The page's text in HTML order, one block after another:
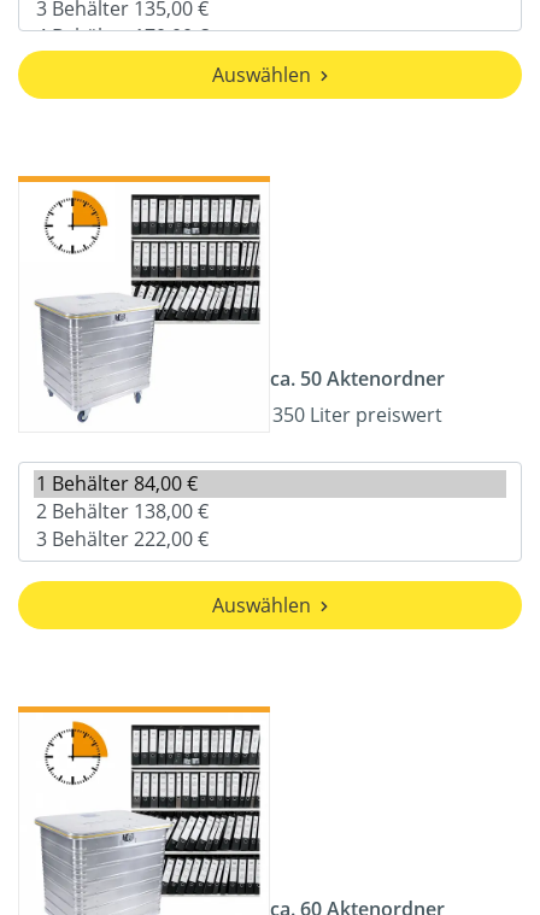
Auswählen
ca. 50 Aktenordner
350 Liter preiswert
Auswählen
ca. 60 Aktenordner